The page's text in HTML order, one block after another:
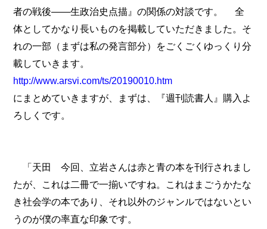
者の戦後――生政治史点描』の関係の対談です。 全
体としてかなり長いものを掲載していただきました。そ
れの一部（まずは私の発言部分）をごくごくゆっくり分
載していきます。
http://www.arsvi.com/ts/20190010.htm
にまとめていきますが、まずは、『週刊読書人』購入よ
ろしくです。
「天田 今回、立岩さんは赤と青の本を刊行されまし
たが、これは二冊で一揃いですね。これはまごうかたな
き社会学の本であり、それ以外のジャンルではないとい
うのが僕の率直な印象です。